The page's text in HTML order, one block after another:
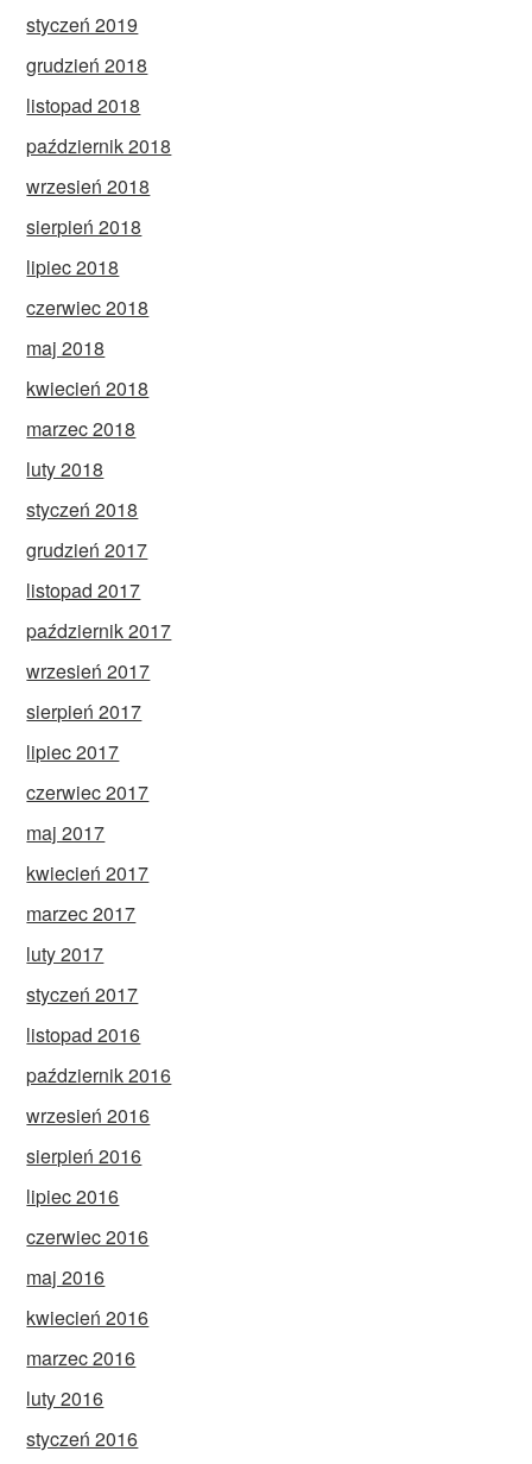
styczeń 2019
grudzień 2018
listopad 2018
październik 2018
wrzesień 2018
sierpień 2018
lipiec 2018
czerwiec 2018
maj 2018
kwiecień 2018
marzec 2018
luty 2018
styczeń 2018
grudzień 2017
listopad 2017
październik 2017
wrzesień 2017
sierpień 2017
lipiec 2017
czerwiec 2017
maj 2017
kwiecień 2017
marzec 2017
luty 2017
styczeń 2017
listopad 2016
październik 2016
wrzesień 2016
sierpień 2016
lipiec 2016
czerwiec 2016
maj 2016
kwiecień 2016
marzec 2016
luty 2016
styczeń 2016